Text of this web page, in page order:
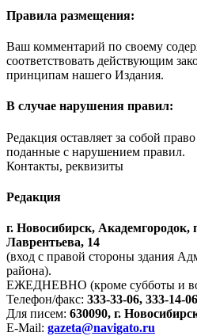
Правила размещения:
Ваш комментарий по своему
соответствовать действующим
принципам нашего Издания.
В случае нарушения правил:
Редакция оставляет за собой
поданные с нарушением правил.
Контакты, реквизиты
Редакция
г. Новосибирск, Академгородок,
Лаврентьева, 14
(вход с правой стороны здания
района).
ЕЖЕДНЕВНО (кроме субботы и
Телефон/факс: 333-33-06, 333-14-06
Для писем: 630090, г.
E-Mail: gazeta@navigato.ru